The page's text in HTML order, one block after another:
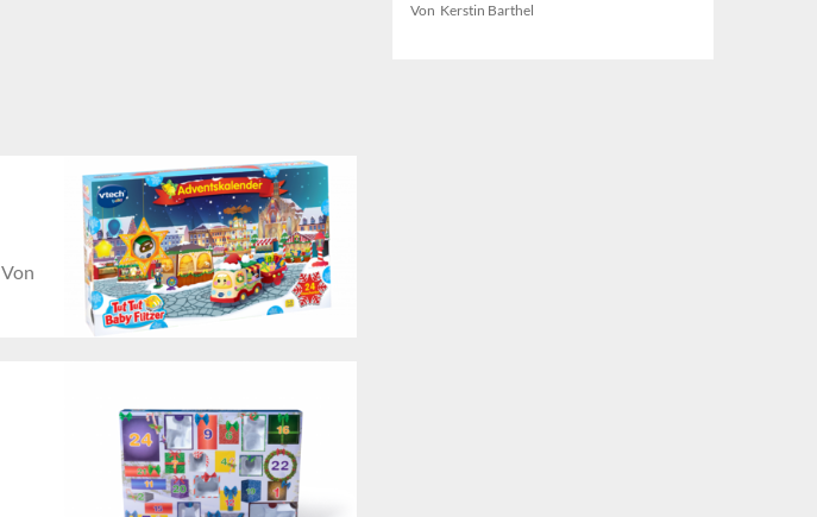
Von
Von Kerstin Barthel